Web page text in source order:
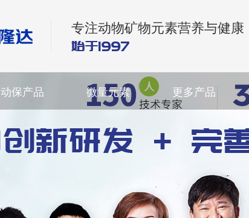
专注动物矿物元素营养与健康
动保产品 微量元素 更多产品